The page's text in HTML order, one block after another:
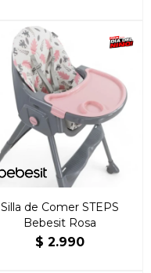
Silla de Comer STEPS
Bebesit Rosa
$ 2.990